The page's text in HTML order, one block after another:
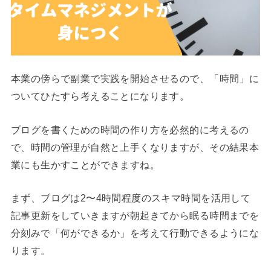
本業の傍らで副業で実践を開始させるので、「時間」に
ついてひたすら考えることになります。
ブログを書くための時間の作り方を必然的に考えるの
で、時間の管理が自然と上手くなりますが、その結果本
業にも生かすことができますね。
まず、ブログは2〜4時間程度のスキマ時間を活用して
記事更新をしていきますが朝起きてから眠る時間までを
分刻みで「何ができるか」を考えて行動できるようにな
ります。